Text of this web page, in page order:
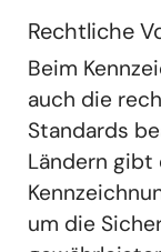
Rechtliche
Beim
auch die
Standards
Ländern
um die